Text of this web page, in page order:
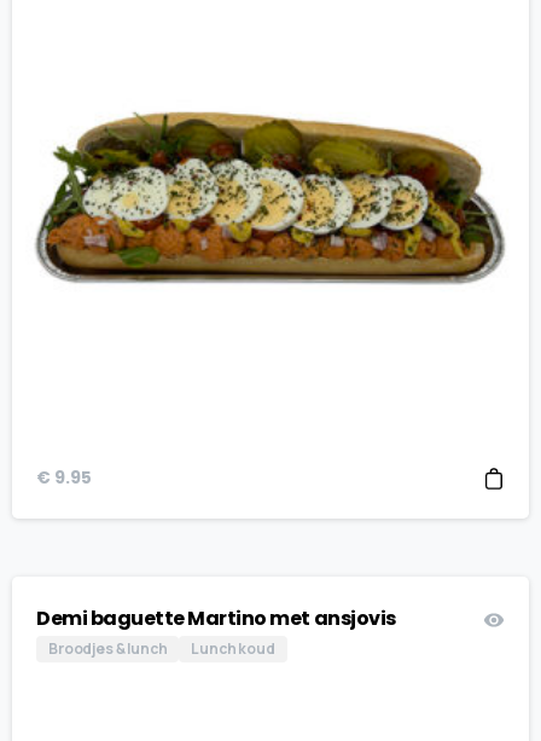
€ 9.95
Demi baguette Martino met ansjovis
Broodjes & lunch Lunch koud